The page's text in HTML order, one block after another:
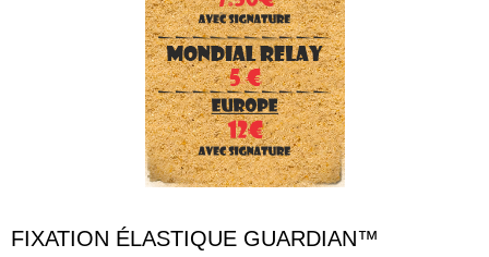
FIXATION ÉLASTIQUE GUARDIAN™